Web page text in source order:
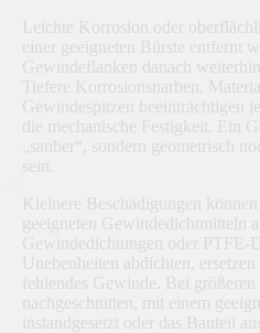
Leichte Korrosion oder
einer geeigneten Bürste entfernt
Gewindeflanken danach
Tiefere Korrosionsnarben,
Gewindespitzen beeinträchtigen
die mechanische Festigkeit. Ein
„sauber“, sondern geometrisch
sein.
Kleinere Beschädigungen
geeigneten Gewindedichtmitteln
Gewindedichtungen oder PTFE-
Unebenheiten abdichten,
fehlendes Gewinde. Bei
nachgeschnitten, mit einem
instandgesetzt oder das Bauteil